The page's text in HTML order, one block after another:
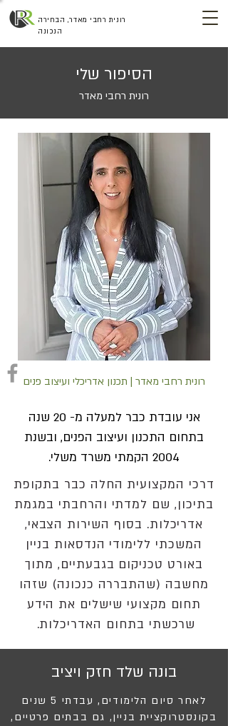
רונית רחבי מאדר, הבחירה
הנכונה
הסיפור שלי
רונית רחבי מאדר
רונית רחבי מאדר | תכנון אדריכלי ועיצוב פנים
אני עובדת כבר למעלה מ- 20 שנה
בתחום התכנון ועיצוב הפנים, ובשנת
2004 הקמתי משרד משלי.
דרכי המקצועית החלה כבר בתקופת
בתיכון, שם למדתי והרחבתי במגמת
אדריכלות. בסוף השירות הצבאי,
המשכתי ללימודי הנדסאות בניין
באורט טכניקום בגבעתיים, מתוך
מחשבה (שהתבררה כנכונה) שזהו
תחום מקצועי שישלים את הידע
שרכשתי בתחום האדריכלות.
בונה שלד חזק ויציב
לאחר סיום הלימודים, עבדתי 5 שנים
בקונסטרוקציית בניין, גם בבתים פרטיים,